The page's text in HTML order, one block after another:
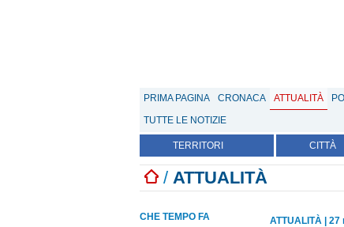
PRIMA PAGINA CRONACA ATTUALITÀ
TUTTE LE NOTIZIE
TERRITORI CITTÀ
/ ATTUALITÀ
CHE TEMPO FA ATTUALITÀ 27